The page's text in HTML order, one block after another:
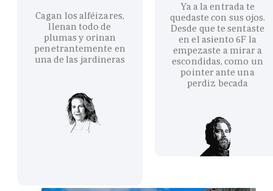
Cagan los alféizares,
llenan todo de
plumas y orinan
penetrantemente en
una de las jardineras
Ya a la entrada te
quedaste con sus ojos.
Desde que te sentaste
en el asiento 6F la
empezaste a mirar a
escondidas, como un
pointer ante una
perdiz becada